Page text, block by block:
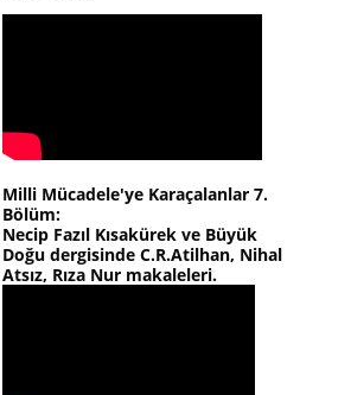
Milli Mücadele'ye Karaçalanlar 7.
Bölüm:
Necip Fazıl Kısakürek ve Büyük
Doğu dergisinde C.R.Atilhan, Nihal
Atsız, Rıza Nur makaleleri.